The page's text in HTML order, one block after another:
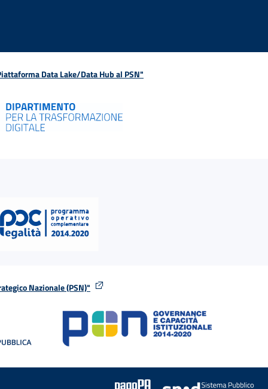
Data Lake/Data Hub al PSN"
Nazionale (PSN)"